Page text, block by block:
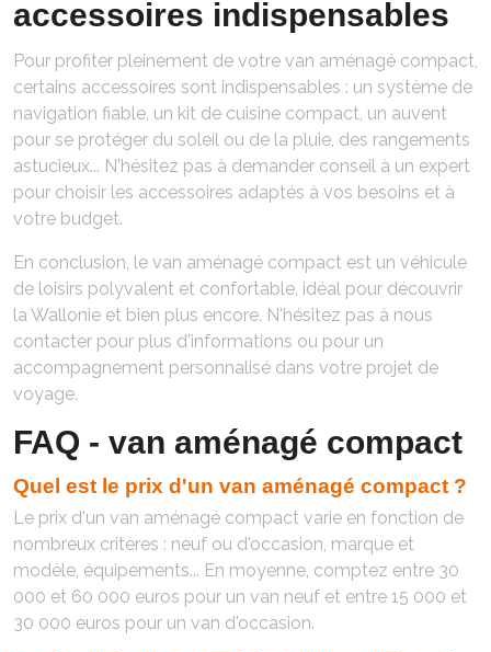
accessoires indispensables
Pour profiter pleinement de votre van aménagé compact,
certains accessoires sont indispensables : un système de
navigation fiable, un kit de cuisine compact, un auvent
pour se protéger du soleil ou de la pluie, des rangements
astucieux... N'hésitez pas à demander conseil à un expert
pour choisir les accessoires adaptés à vos besoins et à
votre budget.
En conclusion, le van aménagé compact est un véhicule
de loisirs polyvalent et confortable, idéal pour découvrir
la Wallonie et bien plus encore. N'hésitez pas à nous
contacter pour plus d'informations ou pour un
accompagnement personnalisé dans votre projet de
voyage.
FAQ - van aménagé compact
Quel est le prix d'un van aménagé compact ?
Le prix d'un van aménagé compact varie en fonction de
nombreux critères : neuf ou d'occasion, marque et
modèle, équipements... En moyenne, comptez entre 30
000 et 60 000 euros pour un van neuf et entre 15 000 et
30 000 euros pour un van d'occasion.